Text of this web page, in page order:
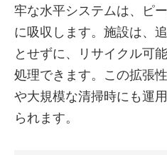
牢な水平システムは、ピ
に吸収します。施設は、
とせずに、リサイクル可
処理できます。この拡張
や大規模な清掃時にも運
られます。